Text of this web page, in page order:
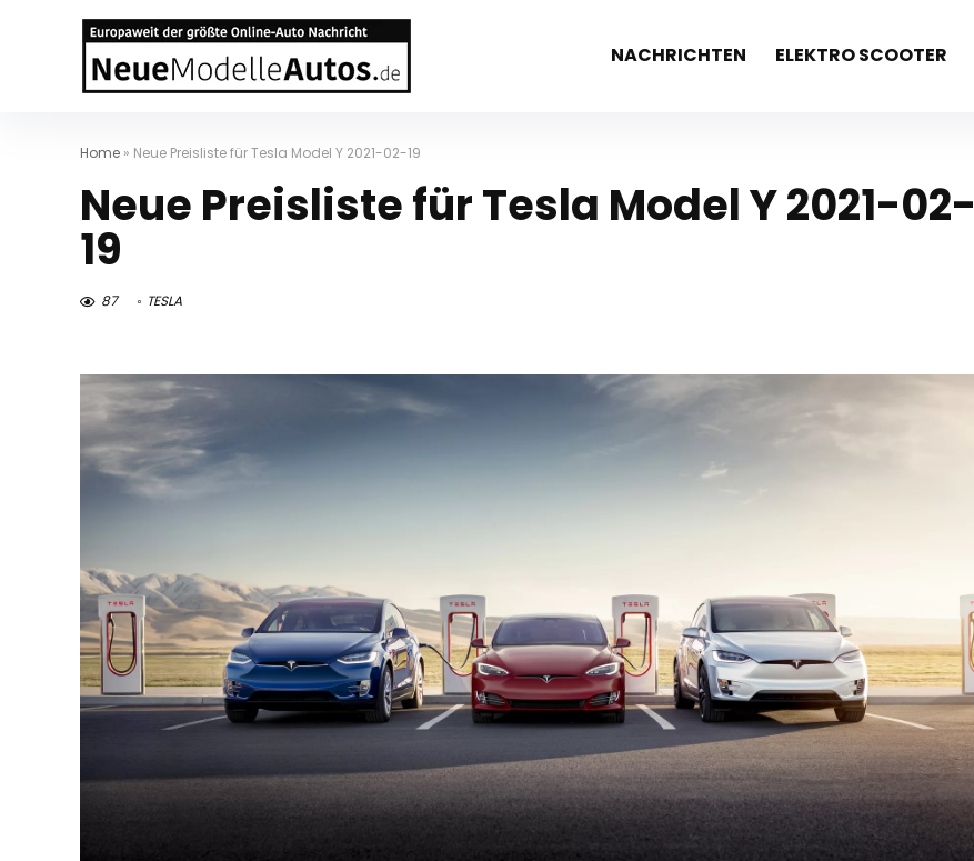
NACHRICHTEN ELEKTRO SCOOTER
Home » Neue Preisliste für Tesla Model Y 2021-02-19
Neue Preisliste für Tesla Model Y 2021-02-
19
87 TESLA